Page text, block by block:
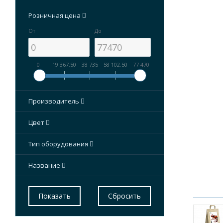
Розничная цена
От До
0 19 367.50 38 735 58 102.50 77 470
Производитель
Цвет
Тип оборудования
Название